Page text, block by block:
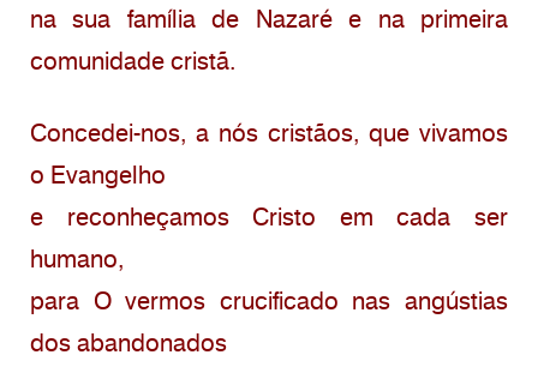
na sua família de Nazaré e na primeira
comunidade cristã.
Concedei-nos, a nós cristãos, que vivamos
o Evangelho
e reconheçamos Cristo em cada ser
humano,
para O vermos crucificado nas angústias
dos abandonados